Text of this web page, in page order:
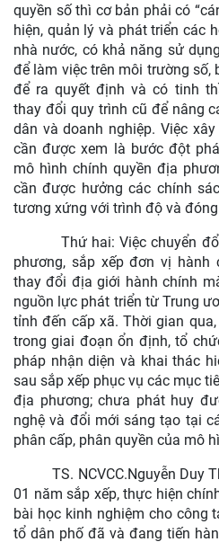
quyền số thì cơ bản phải có
hiện, quản lý và phát triển các
nhà nước, có khả năng sử
để làm việc trên môi trường số,
để ra quyết định và có tinh
thay đổi quy trình cũ để nâng
dân và doanh nghiệp. Việc
cần được xem là bước đột
mô hình chính quyền địa
cần được hưởng các chính
tương xứng với trình độ và
Thứ hai: Việc chuyển
phương, sắp xếp đơn vị hành
thay đổi địa giới hành chính
nguồn lực phát triển từ Trung
tỉnh đến cấp xã. Thời gian
trong giai đoạn ổn định, tổ
pháp nhận diện và khai thác
sau sắp xếp phục vụ các mục
địa phương; chưa phát huy
nghệ và đổi mới sáng tạo tại
phân cấp, phân quyền của mô
TS. NCVCC.Nguyễn Duy
01 năm sắp xếp, thực hiện
bài học kinh nghiệm cho công
tổ dân phố đã và đang tiến